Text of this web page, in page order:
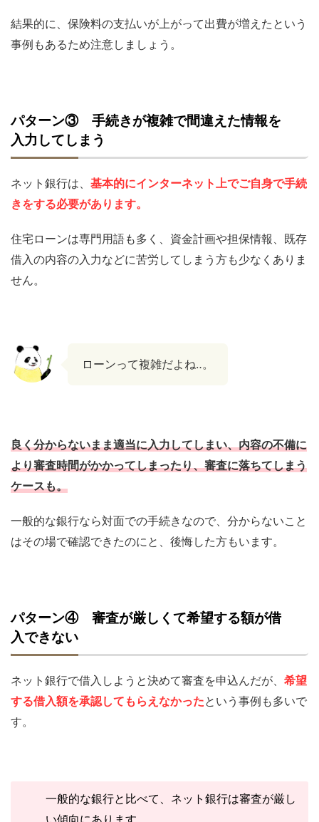
結果的に、保険料の支払いが上がって出費が増えたという
事例もあるため注意しましょう。
パターン③ 手続きが複雑で間違えた情報を
入力してしまう
ネット銀行は、 基本的にインターネット上でご自身で手続
きをする必要があります。
住宅ローンは専門用語も多く、資金計画や担保情報、既存
借入の内容の入力などに苦労してしまう方も少なくありま
せん。
ローンって複雑だよね‥。
良く分からないまま適当に入力してしまい、内容の不備に
より審査時間がかかってしまったり、審査に落ちてしまう
ケースも。
一般的な銀行なら対面での手続きなので、分からないこと
はその場で確認できたのにと、後悔した方もいます。
パターン④ 審査が厳しくて希望する額が借
入できない
ネット銀行で借入しようと決めて審査を申込んだが、 希望
する借入額を承認してもらえなかったという事例も多いで
す。
一般的な銀行と比べて、ネット銀行は審査が厳し